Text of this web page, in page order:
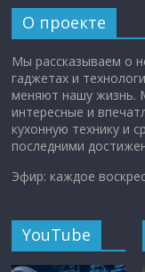
О проекте
Мы рассказываем о
гаджетах и
меняют нашу жизнь.
интересные и
кухонную технику и
последними
Эфир: каждое
YouTube